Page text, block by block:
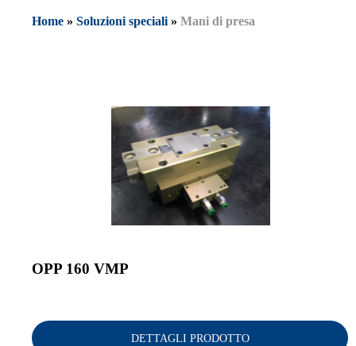
Home » Soluzioni speciali » Mani di presa
OPP 160 VMP
DETTAGLI PRODOTTO